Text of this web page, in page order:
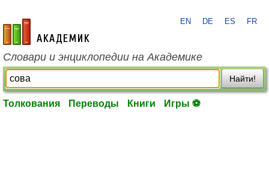
academic.ru
EN DE ES FR
Словари и энциклопедии на Академике
Найти!
Толкования Переводы Книги Игры ⚽